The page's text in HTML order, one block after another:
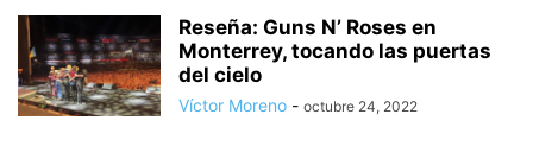
Reseña: Guns N’ Roses en
Monterrey, tocando las puertas
del cielo
Víctor Moreno - octubre 24, 2022